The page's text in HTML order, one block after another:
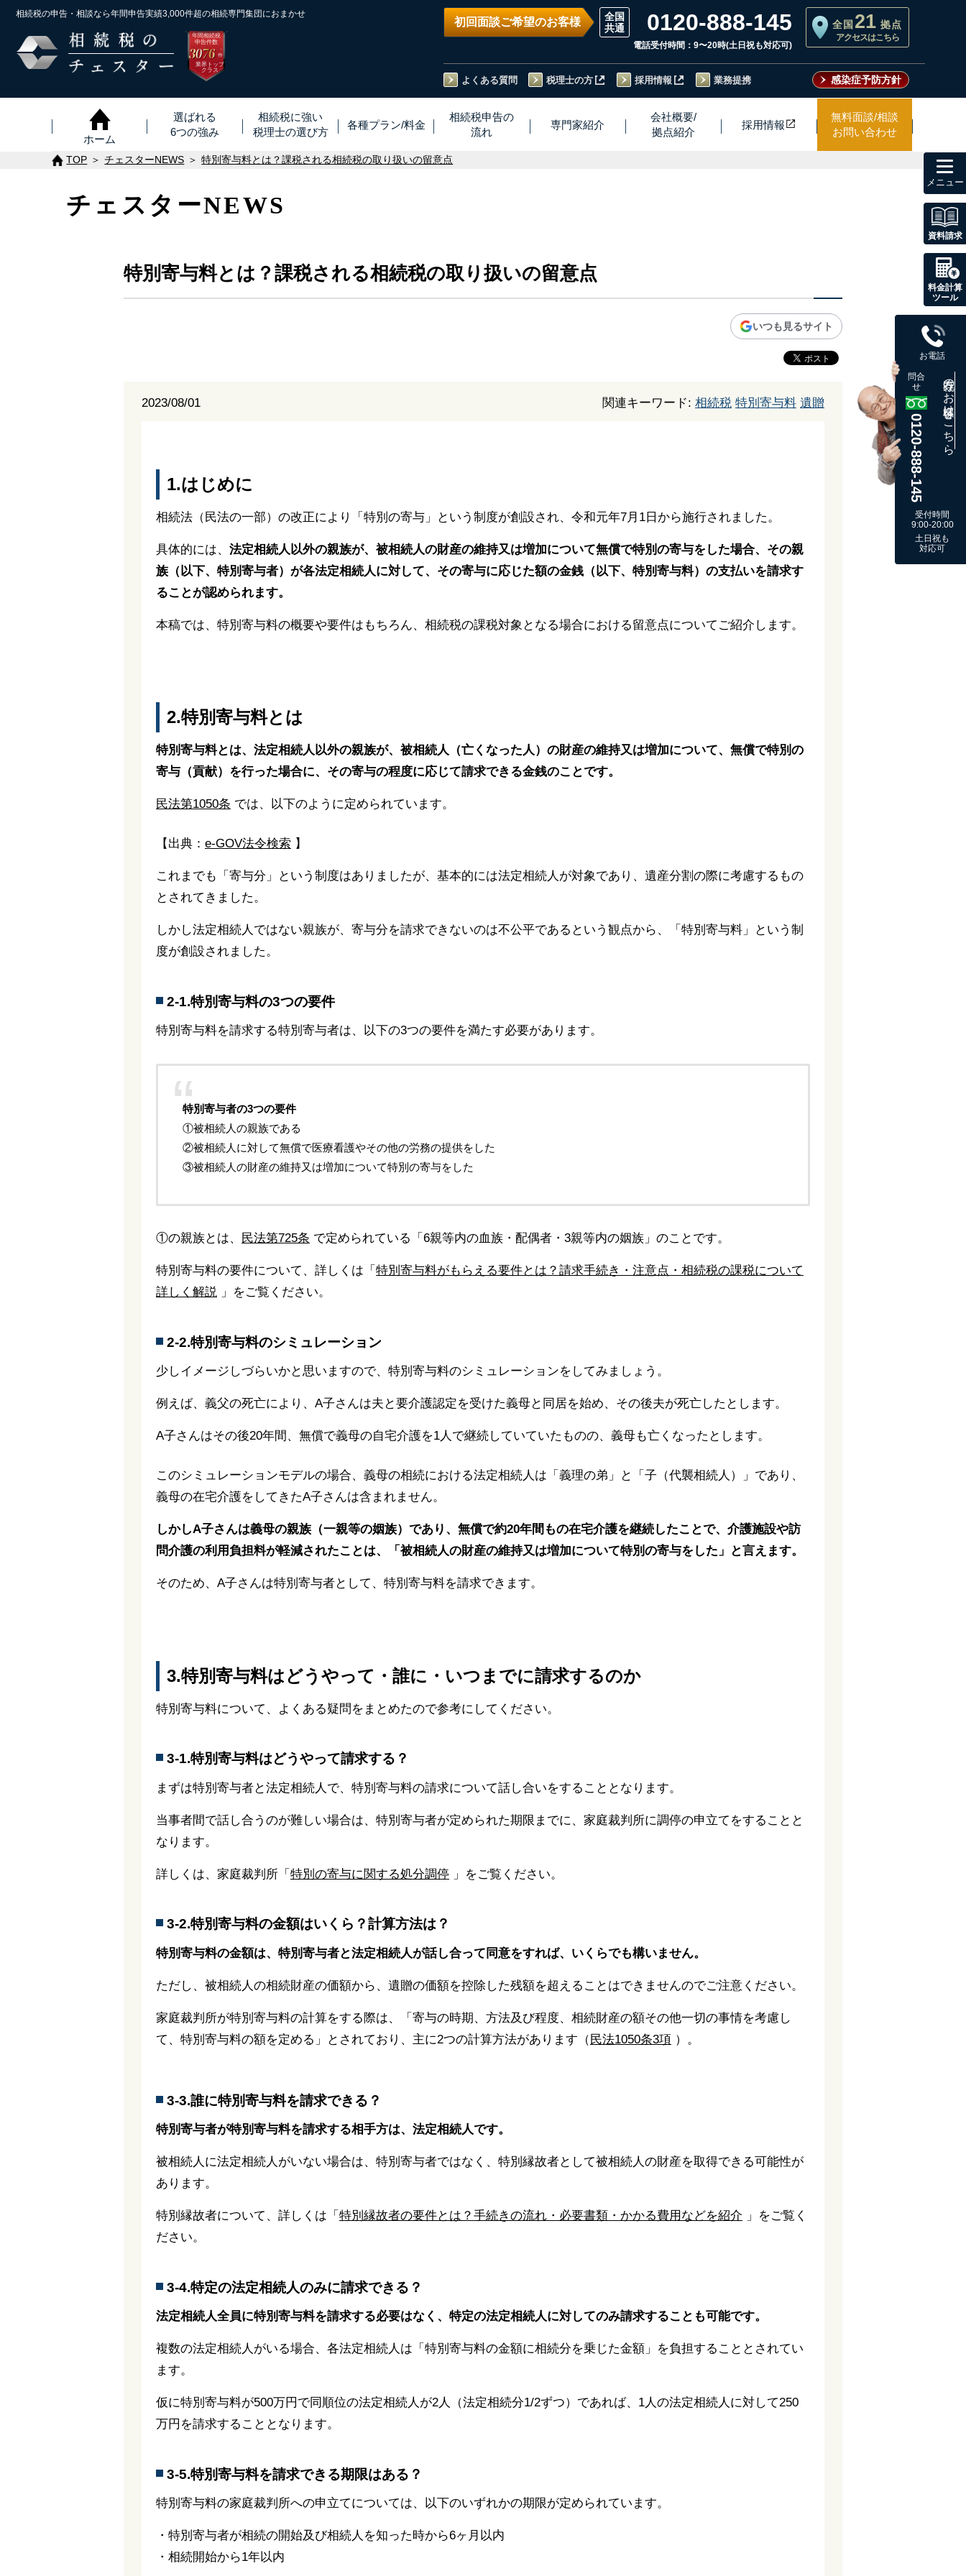
相続税の申告・相談なら年間申告実績3,000件超の相続専門集団におまかせ
年間相続税
申告件数
3076 ※
件
業界トップ
クラス
初回面談ご希望のお客様 0120-888-145
電話受付時間：9〜20時(土日祝も対応可)
全国 21 拠点
アクセスはこちら
よくある質問 税理士の方 採用情報 業務提携 感染症予防方針
ホーム
選ばれる
6つの強み
相続税に強い
税理士の選び方
各種プラン/料金
相続税申告の
流れ
専門家紹介
会社概要/
拠点紹介
採用情報
無料面談/相談
お問い合わせ
TOP チェスターNEWS 特別寄与料とは？課税される相続税の取り扱いの留意点
チェスターNEWS
特別寄与料とは？課税される相続税の取り扱いの留意点
いつも見るサイト
2023/08/01 関連キーワード: 相続税 特別寄与料 遺贈
1.はじめに
相続法（民法の一部）の改正により「特別の寄与」という制度が創設され、令和元年7月1日から施行されました。
具体的には、 法定相続人以外の親族が、被相続人の財産の維持又は増加について無償で特別の寄与をした場合、その親
族（以下、特別寄与者）が各法定相続人に対して、その寄与に応じた額の金銭（以下、特別寄与料）の支払いを請求す
ることが認められます。
本稿では、特別寄与料の概要や要件はもちろん、相続税の課税対象となる場合における留意点についてご紹介します。
2.特別寄与料とは
特別寄与料とは、法定相続人以外の親族が、被相続人（亡くなった人）の財産の維持又は増加について、無償で特別の
寄与（貢献）を行った場合に、その寄与の程度に応じて請求できる金銭のことです。
民法第1050条 では、以下のように定められています。
【出典： e-GOV法令検索 】
これまでも「寄与分」という制度はありましたが、基本的には法定相続人が対象であり、遺産分割の際に考慮するもの
とされてきました。
しかし法定相続人ではない親族が、寄与分を請求できないのは不公平であるという観点から、「特別寄与料」という制
度が創設されました。
2-1.特別寄与料の3つの要件
特別寄与料を請求する特別寄与者は、以下の3つの要件を満たす必要があります。
特別寄与者の3つの要件
①被相続人の親族である
②被相続人に対して無償で医療看護やその他の労務の提供をした
③被相続人の財産の維持又は増加について特別の寄与をした
①の親族とは、 民法第725条 で定められている「6親等内の血族・配偶者・3親等内の姻族」のことです。
特別寄与料の要件について、詳しくは「 特別寄与料がもらえる要件とは？請求手続き・注意点・相続税の課税について
詳しく解説 」をご覧ください。
2-2.特別寄与料のシミュレーション
少しイメージしづらいかと思いますので、特別寄与料のシミュレーションをしてみましょう。
例えば、義父の死亡により、A子さんは夫と要介護認定を受けた義母と同居を始め、その後夫が死亡したとします。
A子さんはその後20年間、無償で義母の自宅介護を1人で継続していていたものの、義母も亡くなったとします。
このシミュレーションモデルの場合、義母の相続における法定相続人は「義理の弟」と「子（代襲相続人）」であり、
義母の在宅介護をしてきたA子さんは含まれません。
しかしA子さんは義母の親族（一親等の姻族）であり、無償で約20年間もの在宅介護を継続したことで、介護施設や訪
問介護の利用負担料が軽減されたことは、「被相続人の財産の維持又は増加について特別の寄与をした」と言えます。
そのため、A子さんは特別寄与者として、特別寄与料を請求できます。
3.特別寄与料はどうやって・誰に・いつまでに請求するのか
特別寄与料について、よくある疑問をまとめたので参考にしてください。
3-1.特別寄与料はどうやって請求する？
まずは特別寄与者と法定相続人で、特別寄与料の請求について話し合いをすることとなります。
当事者間で話し合うのが難しい場合は、特別寄与者が定められた期限までに、家庭裁判所に調停の申立てをすることと
なります。
詳しくは、家庭裁判所「 特別の寄与に関する処分調停 」をご覧ください。
3-2.特別寄与料の金額はいくら？計算方法は？
特別寄与料の金額は、特別寄与者と法定相続人が話し合って同意をすれば、いくらでも構いません。
ただし、被相続人の相続財産の価額から、遺贈の価額を控除した残額を超えることはできませんのでご注意ください。
家庭裁判所が特別寄与料の計算をする際は、「寄与の時期、方法及び程度、相続財産の額その他一切の事情を考慮し
て、特別寄与料の額を定める」とされており、主に2つの計算方法があります（ 民法1050条3項 ）。
3-3.誰に特別寄与料を請求できる？
特別寄与者が特別寄与料を請求する相手方は、法定相続人です。
被相続人に法定相続人がいない場合は、特別寄与者ではなく、特別縁故者として被相続人の財産を取得できる可能性が
あります。
特別縁故者について、詳しくは「 特別縁故者の要件とは？手続きの流れ・必要書類・かかる費用などを紹介 」をご覧く
ださい。
3-4.特定の法定相続人のみに請求できる？
法定相続人全員に特別寄与料を請求する必要はなく、特定の法定相続人に対してのみ請求することも可能です。
複数の法定相続人がいる場合、各法定相続人は「特別寄与料の金額に相続分を乗じた金額」を負担することとされてい
ます。
仮に特別寄与料が500万円で同順位の法定相続人が2人（法定相続分1/2ずつ）であれば、1人の法定相続人に対して250
万円を請求することとなります。
3-5.特別寄与料を請求できる期限はある？
特別寄与料の家庭裁判所への申立てについては、以下のいずれかの期限が定められています。
・特別寄与者が相続の開始及び相続人を知った時から6ヶ月以内
・相続開始から1年以内
資料請求
料金計算
ツール
お電話
問合
せ
0120-888-145
既存のお客様はこちら
受付時間
9:00-20:00
土日祝も
対応可